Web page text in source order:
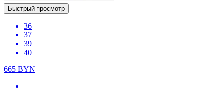
Быстрый просмотр
36
37
39
40
665 BYN